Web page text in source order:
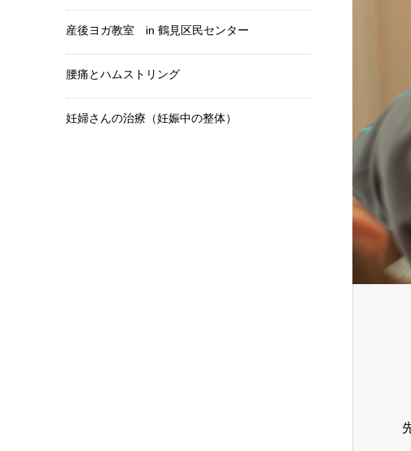
産後ヨガ教室 in 鶴見区民センター
腰痛とハムストリング
妊婦さんの治療（妊娠中の整体）